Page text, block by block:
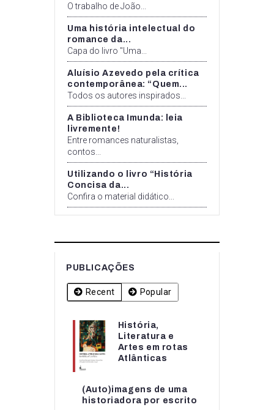
O trabalho de João...
Uma história intelectual do
romance da...
Capa do livro "Uma...
Aluísio Azevedo pela crítica
contemporânea: “Quem...
Todos os autores inspirados...
A Biblioteca Imunda: leia
livremente!
Entre romances naturalistas,
contos...
Utilizando o livro “História
Concisa da...
Confira o material didático...
PUBLICAÇÕES
Recent Popular
História,
Literatura e
Artes em rotas
Atlânticas
(Auto)imagens de uma
historiadora por escrito
História,
Literatura e
Artes em rotas...
(Auto)imagens de uma
historiadora por escrito